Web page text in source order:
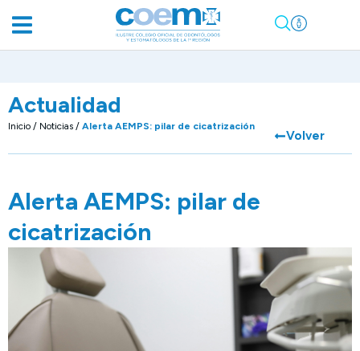
Actualidad
Inicio / Noticias / Alerta AEMPS: pilar de cicatrización
Volver
Alerta AEMPS: pilar de
cicatrización